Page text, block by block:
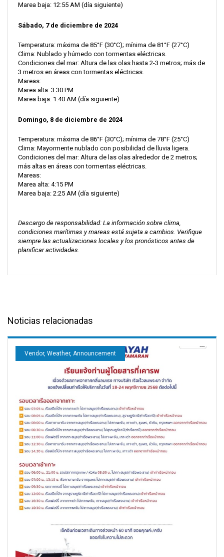
Marea baja: 12:55 AM (día siguiente)
Sábado, 7 de diciembre de 2024
Temperatura: máxima de 85°F (30°C); mínima de 81°F (27°C)
Clima: Nublado y húmedo con tormentas eléctricas.
Condiciones del mar: Altura de las olas hasta 2-3 metros; más de
3 metros en áreas con tormentas eléctricas.
Mareas:
Marea alta: 3:30 PM
Marea baja: 1:40 AM (día siguiente)
Domingo, 8 de diciembre de 2024
Temperatura: máxima de 86°F (30°C); mínima de 78°F (25°C)
Clima: Mayormente nublado con posibilidad de lluvia ligera.
Condiciones del mar: Altura de las olas alrededor de 2 metros;
más altas en áreas con tormentas eléctricas.
Mareas:
Marea alta: 4:15 PM
Marea baja: 2:25 AM (día siguiente)
Descargo de responsabilidad: La información sobre clima,
condiciones marítimas y mareas está sujeta a cambios. Verifique
siempre las actualizaciones locales y los pronósticos antes de
planificar actividades.
Noticias relacionadas
Vendor, Weather, Announcement